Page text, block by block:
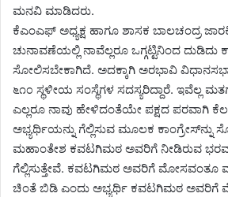
ಮನವಿ ಮಾಡಿದರು.
ಕೆಎಂಎಫ್ ಅಧ್ಯಕ್ಷ ಹಾಗೂ ಶಾಸಕ ಬಾಲಚಂದ್ರ
ಚುನಾವಣೆಯಲ್ಲಿ ನಾವೆಲ್ಲರೂ ಒಗ್ಗಟ್ಟಿನಿಂದ ದುಡಿದು
ಸೋಲಿಸಬೇಕಾಗಿದೆ. ಅದಕ್ಕಾಗಿ ಅರಭಾವಿ ವಿಧಾನಸಭಾ
೬೧೦ ಸ್ಥಳೀಯ ಸಂಸ್ಥೆಗಳ ಸದಸ್ಯರಿದ್ದಾರೆ. ಇವೆಲ್ಲ
ಎಲ್ಲರೂ ನಾವು ಹೇಳಿದಂತೆಯೇ ಪಕ್ಷದ ಪರವಾಗಿ
ಅಭ್ಯರ್ಥಿಯನ್ನು ಗೆಲ್ಲಿಸುವ ಮೂಲಕ ಕಾಂಗ್ರೇಸ್‌ನ್ನು
ಮಹಾಂತೇಶ ಕವಟಗಿಮಠ ಅವರಿಗೆ ನೀಡಿರುವ
ಗೆಲ್ಲಿಸುತ್ತೇವೆ. ಕವಟಗಿಮಠ ಅವರಿಗೆ ಮೋಸವಂತೂ
ಚಿಂತೆ ಬಿಡಿ ಎಂದು ಅಭ್ಯರ್ಥಿ ಕವಟಗಿಮಠ